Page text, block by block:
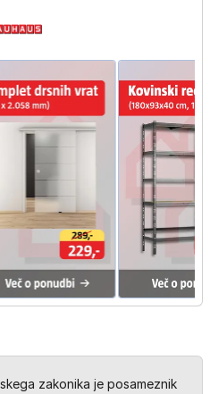
zakonika je posameznik